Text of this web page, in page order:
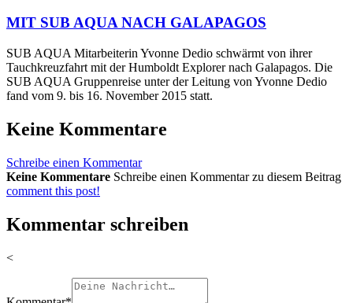
MIT SUB AQUA NACH GALAPAGOS
SUB AQUA Mitarbeiterin Yvonne Dedio schwärmt von ihrer
Tauchkreuzfahrt mit der Humboldt Explorer nach Galapagos. Die
SUB AQUA Gruppenreise unter der Leitung von Yvonne Dedio
fand vom 9. bis 16. November 2015 statt.
Keine Kommentare
Schreibe einen Kommentar
Keine Kommentare Schreibe einen Kommentar zu diesem Beitrag
comment this post!
Kommentar schreiben
<